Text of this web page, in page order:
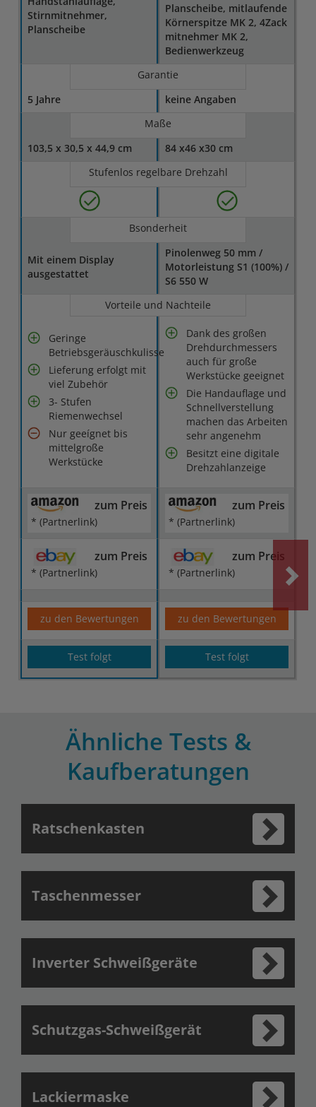
Stirnmitnehmer,
Planscheibe
Planscheibe, mitlaufende
Körnerspitze MK 2, 4Zack
mitnehmer MK 2,
Bedienwerkzeug
Garantie
5 Jahre
keine Angaben
Maße
103,5 x 30,5 x 44,9 cm
84 x46 x30 cm
Stufenlos regelbare Drehzahl
Bsonderheit
Mit einem Display
ausgestattet
Pinolenweg 50 mm /
Motorleistung S1 (100%) /
S6 550 W
Vorteile und Nachteile
Geringe
Betriebsgeräuschkulisse
Lieferung erfolgt mit
viel Zubehör
3- Stufen
Riemenwechsel
Nur geeígnet bis
mittelgroße
Werkstücke
Dank des großen
Drehdurchmessers
auch für große
Werkstücke geeignet
Die Handauflage und
Schnellverstellung
machen das Arbeiten
sehr angenehm
Besitzt eine digitale
Drehzahlanzeige
zum Preis
* (Partnerlink)
zum Preis
* (Partnerlink)
zum Preis
* (Partnerlink)
zum Preis
* (Partnerlink)
zu den Bewertungen zu den Bewertungen
Test folgt Test folgt
Ähnliche Tests &
Kaufberatungen
Ratschenkasten
Taschenmesser
Inverter Schweißgeräte
Schutzgas-Schweißgerät
Lackiermaske